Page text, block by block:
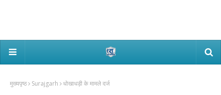
मुख्यपृष्ठ Surajgarh धोखाधड़ी के मामले दर्ज